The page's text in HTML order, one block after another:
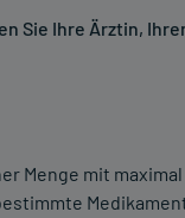
Sie Ihre Ärztin,
Menge mit maximal